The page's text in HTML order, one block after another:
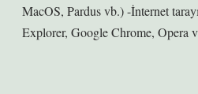
MacOS, Pardus vb.) -İnternet
Explorer, Google Chrome, Opera